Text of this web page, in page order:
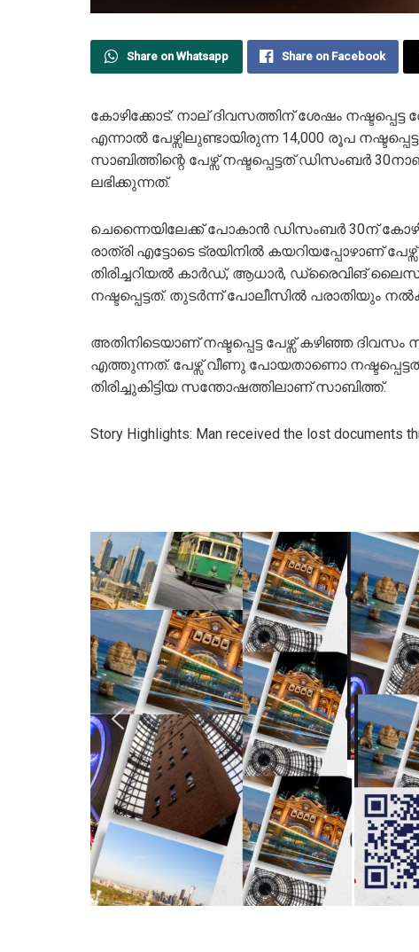
Share on Whatsapp Share on Facebook
കോഴിക്കോട്: നാല് ദിവസത്തിന് ശേഷം നഷ്ടപ്പെട്ട
എന്നാല്‍ പേഴ്സിലുണ്ടായിരുന്ന 14,000 രൂപ
സാബിത്തിന്റെ പേഴ്സ് നഷ്ടപ്പെട്ടത് ഡിസംബര്‍
ലഭിക്കുന്നത്.
ചെന്നൈയിലേക്ക് പോകാന്‍ ഡിസംബര്‍ 30ന്
രാത്രി എട്ടോടെ ട്രയിനില്‍ കയറിയപ്പോഴാണ്
തിരിച്ചറിയല്‍ കാര്‍ഡ്, ആധാര്‍, ഡ്രൈവിങ്
നഷ്ടപ്പെട്ടത്. തുടര്‍ന്ന് പോലീസില്‍ പരാതിയും
അതിനിടെയാണ് നഷ്ടപ്പെട്ട പേഴ്സ് കഴിഞ്ഞ
എത്തുന്നത്. പേഴ്സ് വീണു പോയതാണൊ
തിരിച്ചുകിട്ടിയ സന്തോഷത്തിലാണ് സാബിത്ത്.
Story Highlights: Man received the lost documents